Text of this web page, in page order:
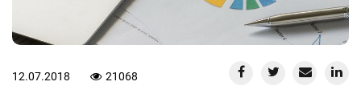
12.07.2018 21068